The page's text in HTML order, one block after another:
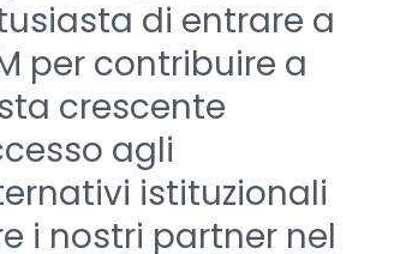
di entrare a
per contribuire a
crescente
agli
istituzionali
i nostri partner nel